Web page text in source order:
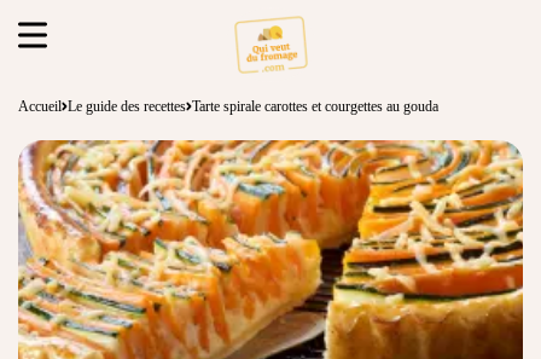
Accueil Le guide des recettes Tarte spirale carottes et courgettes au gouda